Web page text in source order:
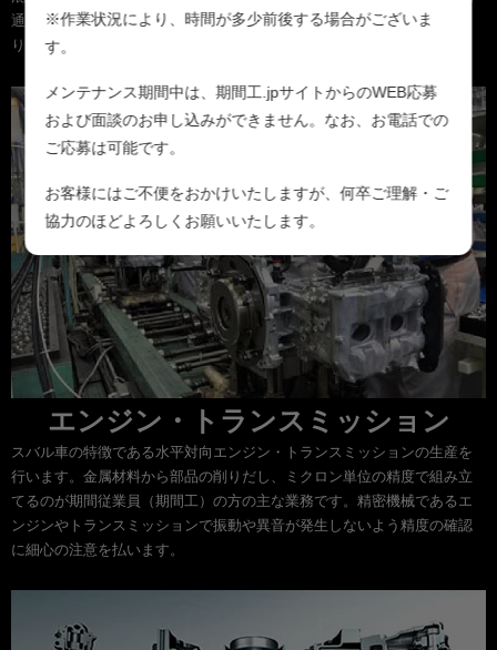
通りにインパクトなどで部品を組み上げていき、最終的な完成車へと造
り上げます。
エンジン・トランスミッション
スバル車の特徴である水平対向エンジン・トランスミッションの生産を
行います。金属材料から部品の削りだし、ミクロン単位の精度で組み立
てるのが期間従業員（期間工）の方の主な業務です。精密機械であるエ
ンジンやトランスミッションで振動や異音が発生しないよう精度の確認
に細心の注意を払います。
※作業状況により、時間が多少前後する場合がございま
す。
メンテナンス期間中は、期間工.jpサイトからのWEB応募
および面談のお申し込みができません。なお、お電話での
ご応募は可能です。
お客様にはご不便をおかけいたしますが、何卒ご理解・ご
協力のほどよろしくお願いいたします。